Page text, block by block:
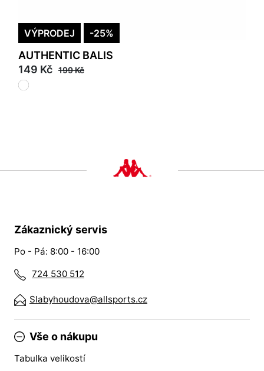
VÝPRODEJ -25%
AUTHENTIC BALIS
149 Kč 199 Kč
Zákaznický servis
Po - Pá: 8:00 - 16:00
724 530 512
Slabyhoudova@allsports.cz
Vše o nákupu
Tabulka velikostí